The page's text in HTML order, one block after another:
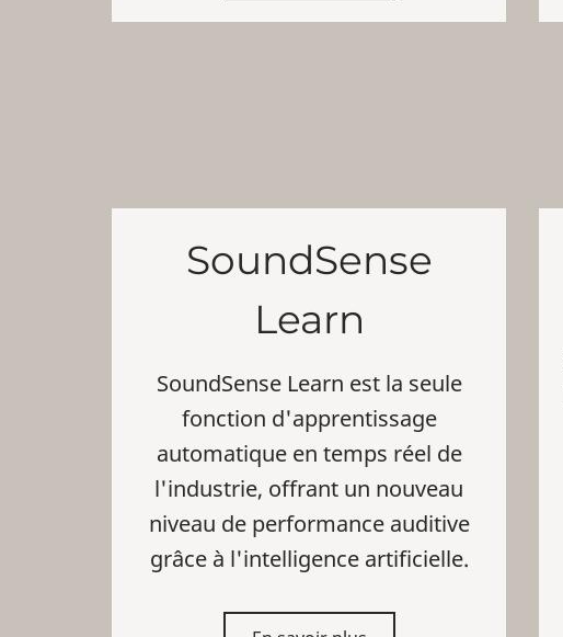
SoundSense
Learn
SoundSense Learn est la seule
fonction d'apprentissage
automatique en temps réel de
l'industrie, offrant un nouveau
niveau de performance auditive
grâce à l'intelligence artificielle.